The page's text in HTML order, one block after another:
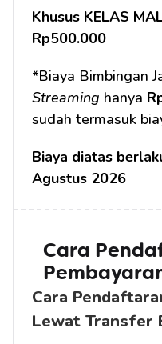
Khusus KELAS
Rp500.000
*Biaya Bimbingan
Streaming hanya
sudah termasuk
Biaya diatas
Agustus 2026
Cara
Cara
Lewat Transfer